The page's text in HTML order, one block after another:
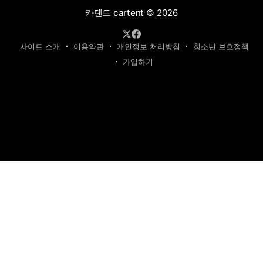
카텐트 cartent © 2026
사이트 소개 이용약관 개인정보 처리방침
청소년 보호정책
가입하기